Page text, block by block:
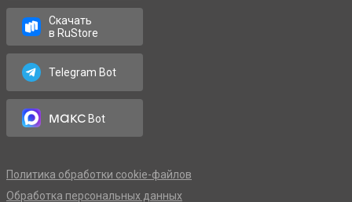
Скачать
в RuStore
Telegram Bot
максBot
Политика обработки cookie-файлов
Обработка персональных данных